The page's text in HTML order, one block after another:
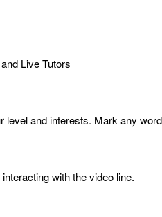
Live Tutors
and interests. Mark any
with the video line.